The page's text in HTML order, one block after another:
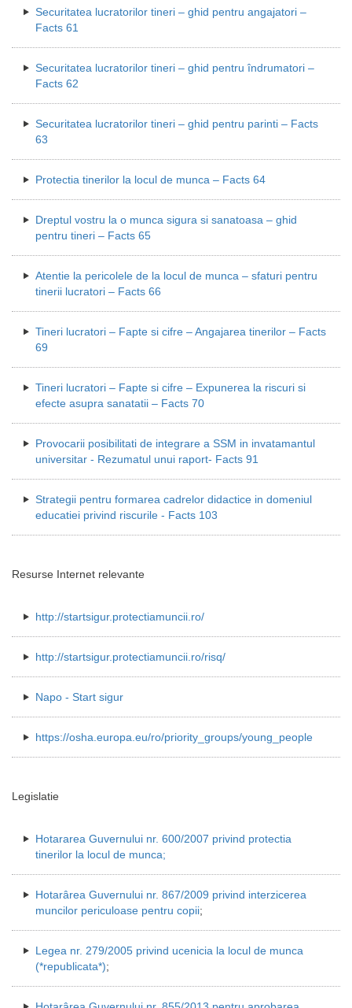
Securitatea lucratorilor tineri – ghid pentru angajatori –
Facts 61
Securitatea lucratorilor tineri – ghid pentru îndrumatori –
Facts 62
Securitatea lucratorilor tineri – ghid pentru parinti – Facts
63
Protectia tinerilor la locul de munca – Facts 64
Dreptul vostru la o munca sigura si sanatoasa – ghid
pentru tineri – Facts 65
Atentie la pericolele de la locul de munca – sfaturi pentru
tinerii lucratori – Facts 66
Tineri lucratori – Fapte si cifre – Angajarea tinerilor – Facts
69
Tineri lucratori – Fapte si cifre – Expunerea la riscuri si
efecte asupra sanatatii – Facts 70
Provocarii posibilitati de integrare a SSM in invatamantul
universitar - Rezumatul unui raport- Facts 91
Strategii pentru formarea cadrelor didactice in domeniul
educatiei privind riscurile - Facts 103
Resurse Internet relevante
http://startsigur.protectiamuncii.ro/
http://startsigur.protectiamuncii.ro/risq/
Napo - Start sigur
https://osha.europa.eu/ro/priority_groups/young_people
Legislatie
Hotararea Guvernului nr. 600/2007 privind protectia
tinerilor la locul de munca;
Hotarârea Guvernului nr. 867/2009 privind interzicerea
muncilor periculoase pentru copii;
Legea nr. 279/2005 privind ucenicia la locul de munca
(*republicata*);